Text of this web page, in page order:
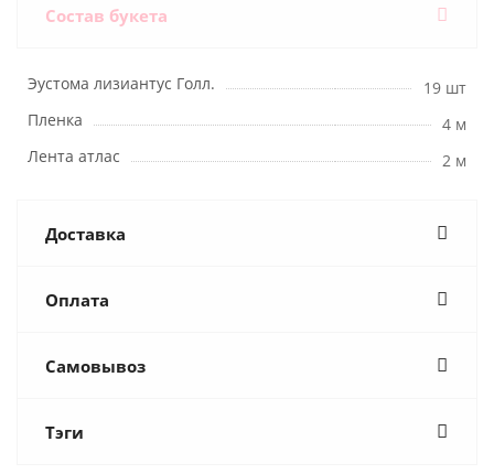
Состав букета
Эустома лизиантус Голл.
19 шт
Пленка
4 м
Лента атлас
2 м
Доставка
Оплата
Самовывоз
Тэги